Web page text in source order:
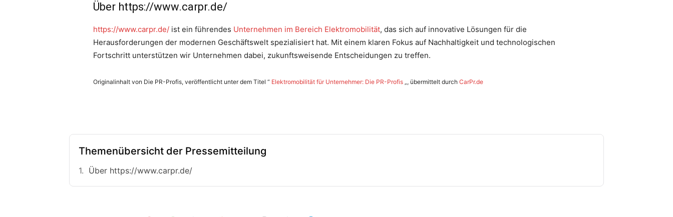
Über https://www.carpr.de/
https://www.carpr.de/ ist ein führendes Unternehmen im Bereich Elektromobilität, das sich auf innovative Lösungen für die
Herausforderungen der modernen Geschäftswelt spezialisiert hat. Mit einem klaren Fokus auf Nachhaltigkeit und technologischen
Fortschritt unterstützen wir Unternehmen dabei, zukunftsweisende Entscheidungen zu treffen.
Originalinhalt von Die PR-Profis, veröffentlicht unter dem Titel “ Elektromobilität für Unternehmer: Die PR-Profis „, übermittelt durch CarPr.de
Themenübersicht der Pressemitteilung
Über https://www.carpr.de/